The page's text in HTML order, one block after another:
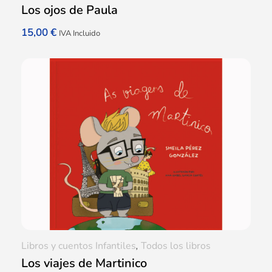
Los ojos de Paula
15,00€ IVA Incluido
Los viajes de Martinico
Libros y cuentos Infantiles, Todos los libros